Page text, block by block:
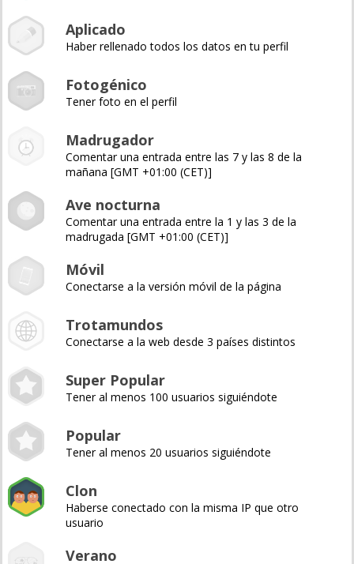
Aplicado
Haber rellenado todos los datos en tu perfil
Fotogénico
Tener foto en el perfil
Madrugador
Comentar una entrada entre las 7 y las 8 de la
mañana [GMT +01:00 (CET)]
Ave nocturna
Comentar una entrada entre la 1 y las 3 de la
madrugada [GMT +01:00 (CET)]
Móvil
Conectarse a la versión móvil de la página
Trotamundos
Conectarse a la web desde 3 países distintos
Super Popular
Tener al menos 100 usuarios siguiéndote
Popular
Tener al menos 20 usuarios siguiéndote
Clon
Haberse conectado con la misma IP que otro
usuario
Verano